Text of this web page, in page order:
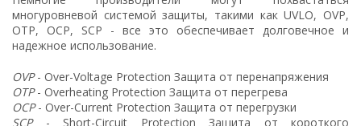
многуровневой системой защиты, такими как UVLO, OVP,
OTP, OCP, SCP - все это обеспечивает долговечное и
надежное использование.
OVP- Over-Voltage Protection Защита от перенапряжения
OTP- Overheating Protection Защита от перегрева
OCP- Over-Current Protection Защита от перегрузки
SCP- Short-Circuit Protection Защита от короткого